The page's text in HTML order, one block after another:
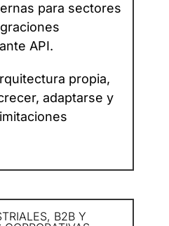
para sectores
API.
propia,
adaptarse y
B2B Y